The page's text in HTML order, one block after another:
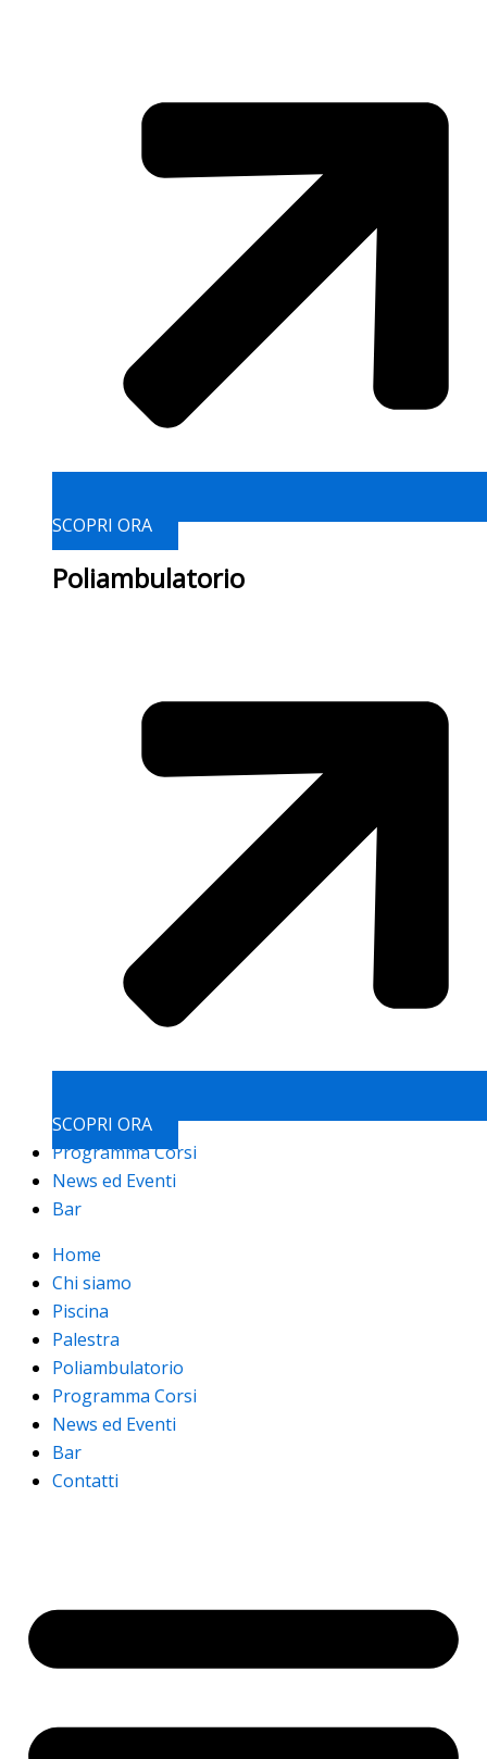
SCOPRI ORA
Poliambulatorio
SCOPRI ORA
Programma Corsi
News ed Eventi
Bar
Home
Chi siamo
Piscina
Palestra
Poliambulatorio
Programma Corsi
News ed Eventi
Bar
Contatti